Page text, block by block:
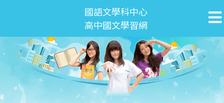
國語文學科中心
高中國文學習網